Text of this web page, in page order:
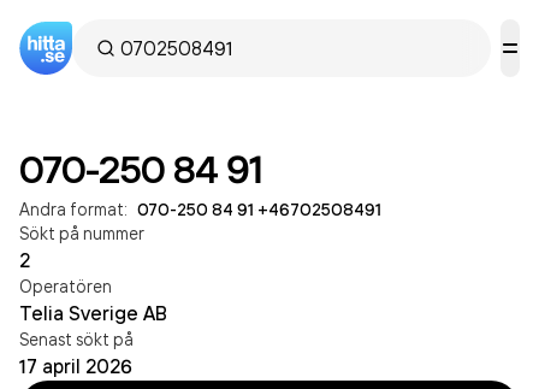
070-250 84 91
Andra format: 070-250 84 91 +46702508491
Sökt på nummer
2
Operatören
Telia Sverige AB
Senast sökt på
17 april 2026